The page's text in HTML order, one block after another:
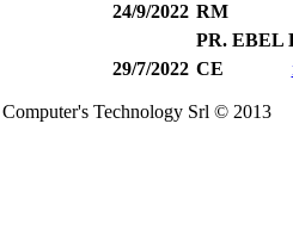
24/9/2022 RM
PR. EBEL
29/7/2022 CE
Technology Srl © 2013